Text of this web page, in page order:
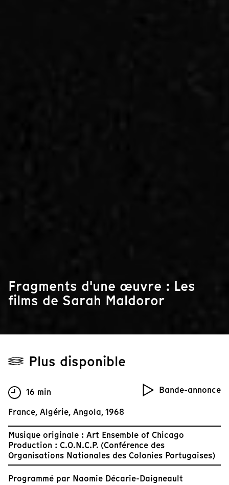
Fragments d'une œuvre : Les
films de Sarah Maldoror
Plus disponible
Bande-annonce
16 min
France, Algérie, Angola, 1968
Musique originale : Art Ensemble of Chicago
Production : C.O.N.C.P. (Conférence des
Organisations Nationales des Colonies Portugaises)
Programmé par Naomie Décarie-Daigneault